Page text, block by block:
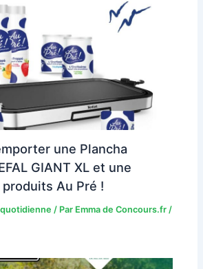
une Plancha
GIANT XL et une
Au Pré !
/ Par Emma de Concours.fr/